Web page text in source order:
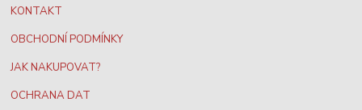
KONTAKT
OBCHODNÍ PODMÍNKY
JAK NAKUPOVAT?
OCHRANA DAT